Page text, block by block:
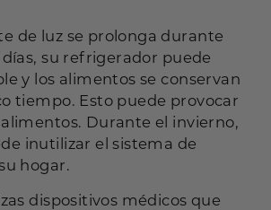
de luz se prolonga durante
su refrigerador puede
y los alimentos se conservan
tiempo. Esto puede provocar
Durante el invierno,
inutilizar el sistema de
hogar.
dispositivos médicos que